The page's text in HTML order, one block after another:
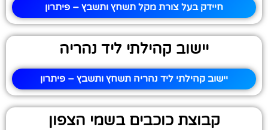
חיידק בעל צורת מקל תשחץ ותשבץ – פיתרון
יישוב קהילתי ליד נהריה
יישוב קהילתי ליד נהריה תשחץ ותשבץ – פיתרון
קבוצת כוכבים בשמי הצפון